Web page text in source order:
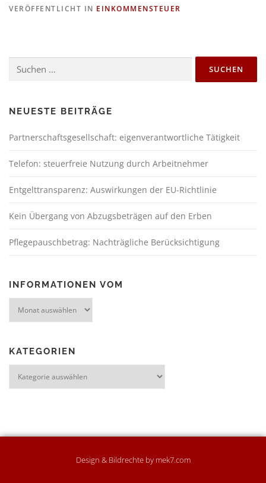
VERÖFFENTLICHT IN EINKOMMENSTEUER
NEUESTE BEITRÄGE
Partnerschaftsgesellschaft: eigenverantwortliche Tätigkeit
Telefon: steuerfreie Nutzung durch Arbeitnehmer
Entgelttransparenz: Auswirkungen der EU-Richtlinie
Kein Übergang von Abzugsbeträgen auf den Erben
Pflegepauschbetrag: Nachträgliche Berücksichtigung
INFORMATIONEN VOM
KATEGORIEN
Design & Bildrechte by mek7.com